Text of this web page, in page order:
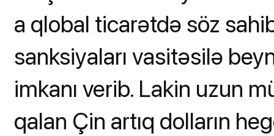
a qlobal ticarətdə söz
sanksiyaları vasitəsilə
imkanı verib. Lakin uzun
qalan Çin artıq dolların